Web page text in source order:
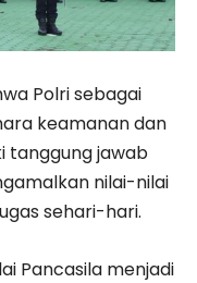
Polri sebagai
keamanan dan
tanggung jawab
nilai-nilai
sehari-hari.
Pancasila menjadi